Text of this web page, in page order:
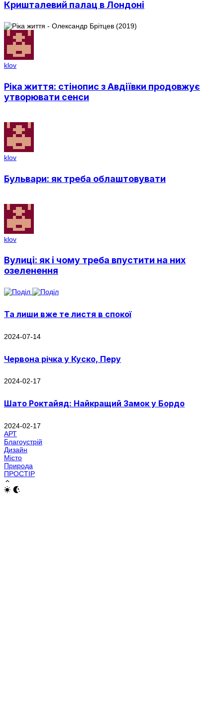
Кришталевий палац в Лондоні
klov
Ріка життя: стінопис з Авдіївки продовжує
утворювати сенси
klov
Бульвари: як треба облаштовувати
klov
Вулиці: як і чому треба впустити на них
озеленення
Та лиши вже те листя в спокої
2024-07-14
Червона річка у Куско, Перу
2024-02-17
Шато Роктайяд: Найкращий Замок у Бордо
2024-02-17
АРТ
Благоустрій
Дизайн
Місто
Природа
ПРОСТІР